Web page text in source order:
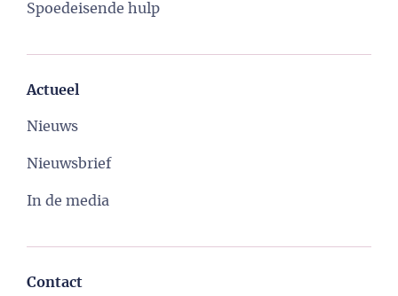
Spoedeisende hulp
Actueel
Nieuws
Nieuwsbrief
In de media
Contact